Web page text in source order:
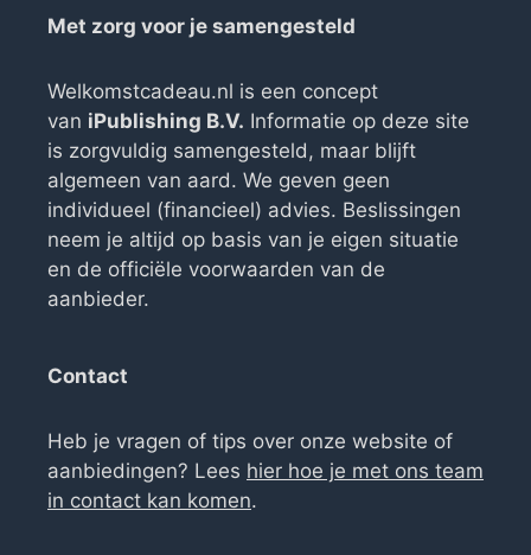
Met zorg voor je samengesteld
Welkomstcadeau.nl is een concept
van iPublishing B.V. Informatie op deze site
is zorgvuldig samengesteld, maar blijft
algemeen van aard. We geven geen
individueel (financieel) advies. Beslissingen
neem je altijd op basis van je eigen situatie
en de officiële voorwaarden van de
aanbieder.
Contact
Heb je vragen of tips over onze website of
aanbiedingen? Lees hier hoe je met ons team
in contact kan komen.